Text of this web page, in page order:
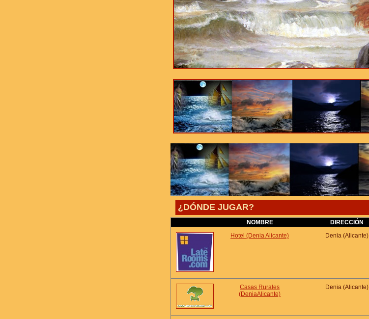
¿DÓNDE JUGAR?
NOMBRE DIRECCIÓN
Hotel (Denia Alicante)
Denia (Alicante)
Casas Rurales
(DeniaAlicante)
Denia (Alicante)